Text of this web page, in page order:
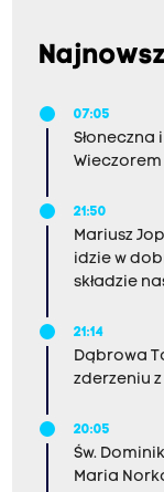
07:05
Słoneczna
21:50
Mariusz
idzie w
składzie
21:14
Dąbrowa
zderzeniu
20:05
Św.
Maria